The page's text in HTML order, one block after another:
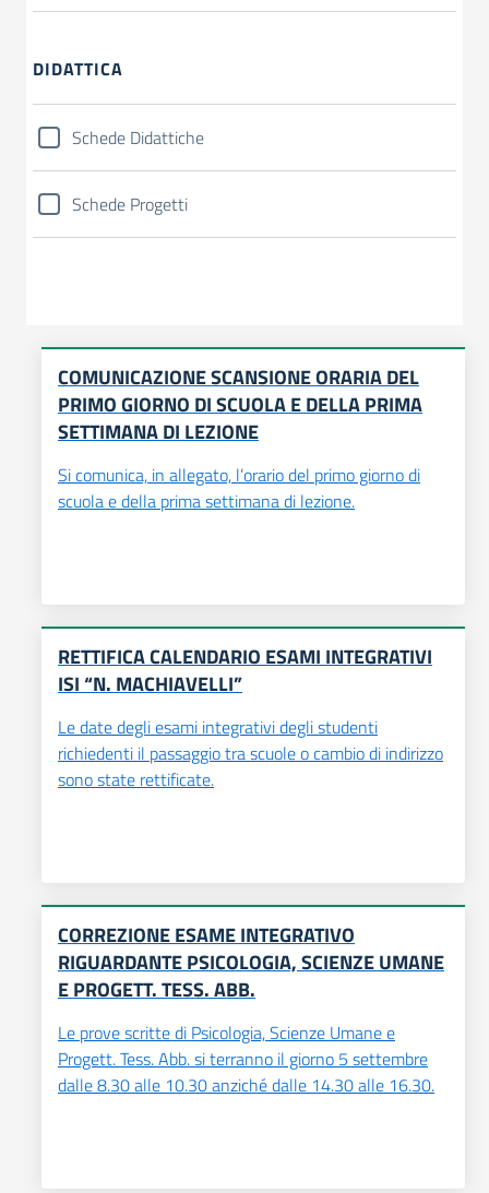
DIDATTICA
Schede Didattiche
Schede Progetti
COMUNICAZIONE SCANSIONE ORARIA DEL
PRIMO GIORNO DI SCUOLA E DELLA PRIMA
SETTIMANA DI LEZIONE
Si comunica, in allegato, l’orario del primo giorno di
scuola e della prima settimana di lezione.
RETTIFICA CALENDARIO ESAMI INTEGRATIVI
ISI “N. MACHIAVELLI”
Le date degli esami integrativi degli studenti
richiedenti il passaggio tra scuole o cambio di indirizzo
sono state rettificate.
CORREZIONE ESAME INTEGRATIVO
RIGUARDANTE PSICOLOGIA, SCIENZE UMANE
E PROGETT. TESS. ABB.
Le prove scritte di Psicologia, Scienze Umane e
Progett. Tess. Abb. si terranno il giorno 5 settembre
dalle 8.30 alle 10.30 anziché dalle 14.30 alle 16.30.